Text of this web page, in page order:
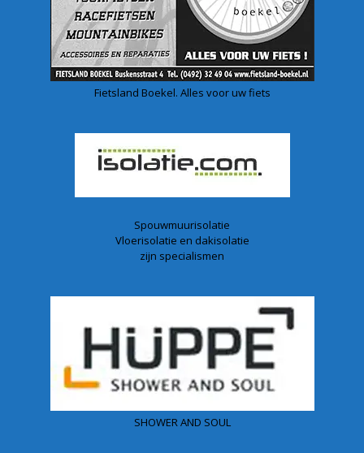
Fietsland Boekel. Alles voor uw fiets
Spouwmuurisolatie
Vloerisolatie en dakisolatie
zijn specialismen
SHOWER AND SOUL